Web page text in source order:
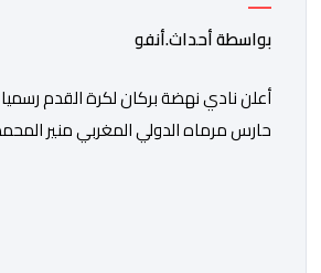
بواسطة أحداث.أنفو
​أعلن نادي نهضة بركان لكرة القدم
حارس مرماه الدولي المغربي منير